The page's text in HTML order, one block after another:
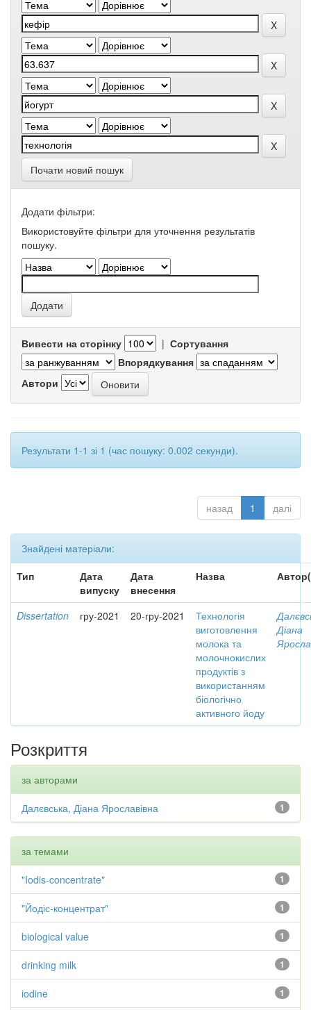
Почати новий пошук
Додати фільтри:
Використовуйте фільтри для уточнення результатів
пошуку.
Вивести на сторінку | Сортування
Впорядкування
Автори
Результати 1-1 зі 1 (час пошуку: 0.002 секунди).
назад 1 далі
Знайдені матеріали:
Тип
Дата
випуску
Дата
внесення
Назва
Dissertation гру-2021 20-гру-2021
Технологія
виготовлення
молока та
молочнокислих
продуктів з
використанням
біологічно
активного йоду
Діана
Розкриття
за авторами
1
Далєвська, Діана Ярославівна
за темами
1
"Iodis-concentrate"
1
"Йодіс-концентрат"
1
biological value
1
drinking milk
1
iodine